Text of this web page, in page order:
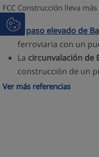
FCC Construcción lleva
El paso elevado de
ferroviaria con un
La circunvalación de
construcción de un
Ver más referencias